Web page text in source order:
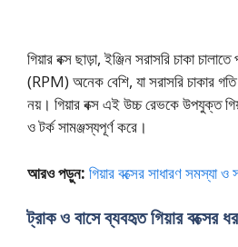
গিয়ার বক্স ছাড়া, ইঞ্জিন সরাসরি চাকা
(RPM) অনেক বেশি, যা সরাসরি চাকার
নয়। গিয়ার বক্স এই উচ্চ রেভকে উপযুক্ত
ও টর্ক সামঞ্জস্যপূর্ণ করে।
আরও পড়ুন: গিয়ার বক্সের সাধারণ সমস্যা
ট্রাক ও বাসে ব্যবহৃত গিয়ার বক্সের